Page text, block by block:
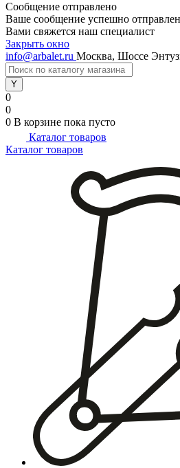
Сообщение отправлено
Ваше сообщение успешно
Вами свяжется наш специалист
Закрыть окно
info@arbalet.ru Москва, Шоссе
0
0
0 В корзине пока пусто
Каталог товаров
Каталог товаров